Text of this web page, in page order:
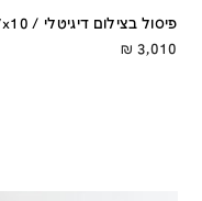
פיסול בצילום דיגיטלי / 29x27x10 ס''מ
3,010
₪